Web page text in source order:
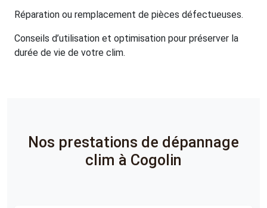
Réparation ou remplacement de pièces défectueuses.
Conseils d’utilisation et optimisation pour préserver la
durée de vie de votre clim.
Nos prestations de dépannage
clim à Cogolin